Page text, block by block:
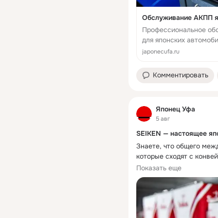
Обслуживание АКПП
Профессиональное
для японских
гидроблока. Опыт с
japonecufa.ru
Комментировать
Японец Уфа
5 авг
SEIKEN — настоящее
Знаете, что общего
которые сходят с
Hyundai, Kia и даже
Жидкости и смазки
Это японский бренд,
заливается на
Что мы предлагаем в
Показать еще